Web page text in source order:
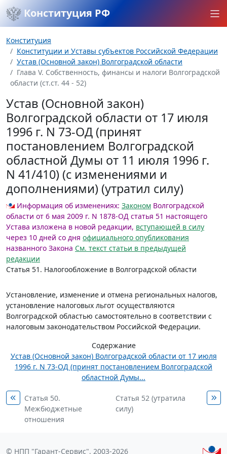
Конституция РФ
Конституция
Конституции и Уставы субъектов Российской Федерации
Устав (Основной закон) Волгоградской области
Глава V. Собственность, финансы и налоги Волгоградской
области (ст.ст. 44 - 52)
Устав (Основной закон)
Волгоградской области от 17 июля
1996 г. N 73-ОД (принят
постановлением Волгоградской
областной Думы от 11 июля 1996 г.
N 41/410) (с изменениями и
дополнениями) (утратил силу)
Информация об изменениях: Законом Волгоградской
области от 6 мая 2009 г. N 1878-ОД статья 51 настоящего
Устава изложена в новой редакции, вступающей в силу
через 10 дней со дня официального опубликования
названного Закона См. текст статьи в предыдущей
редакции
Статья 51. Налогообложение в Волгоградской области
Установление, изменение и отмена региональных налогов,
установление налоговых льгот осуществляются
Волгоградской областью самостоятельно в соответствии с
налоговым законодательством Российской Федерации.
Содержание
Устав (Основной закон) Волгоградской области от 17 июля
1996 г. N 73-ОД (принят постановлением Волгоградской
областной Думы...
Статья 50.
Межбюджетные
отношения
Статья 52 (утратила
силу)
© НПП "Гарант-Сервис", 2003-2026